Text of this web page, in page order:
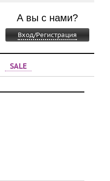
А вы с нами?
Вход/Регистрация
SALE